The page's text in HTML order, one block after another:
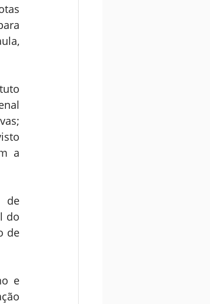
a
de
do
de
e